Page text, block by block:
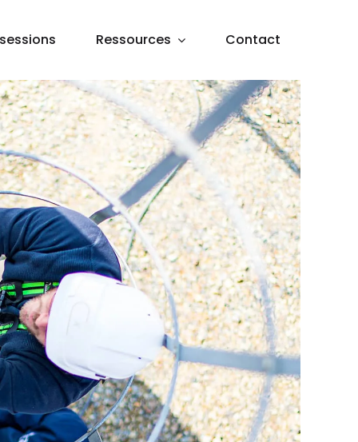
Ressources Contact